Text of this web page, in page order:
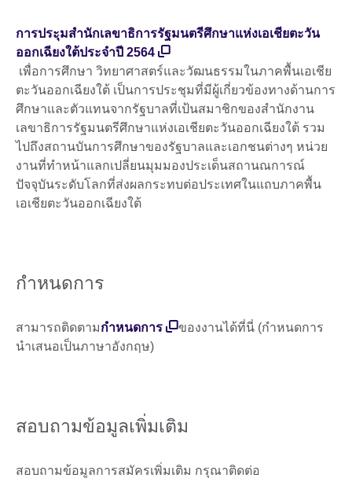
การประุมสำนักเลขาธิการรัฐมนตรีศึกษาแห่งเอเชียตะวัน
ออกเฉียงใต้ประจำปี 2564
เพื่อการศึกษา วิทยาศาสตร์และวัฒนธรรมในภาคพื้นเอเชีย
ตะวันออกเฉียงใต้ เป็นการประชุมที่มีผู้เกี่ยวข้องทางด้านการ
ศึกษาและตัวแทนจากรัฐบาลที่เป้นสมาชิกของสำนักงาน
เลขาธิการรัฐมนตรีศึกษาแห่งเอเชียตะวันออกเฉียงใต้ รวม
ไปถึงสถานบันการศึกษาของรัฐบาลและเอกชนต่างๆ หน่วย
งานที่ทำหน้าแลกเปลี่ยนมุมมองประเด็นสถานณการณ์
ปัจจุบันระดับโลกที่ส่งผลกระทบต่อประเทศในแถบภาคพื้น
เอเชียตะวันออกเฉียงใต้
กำหนดการ
สามารถติดตามกำหนดการ
ของงานได้ที่นี่ (กำหนดการ
นำเสนอเป็นภาษาอังกฤษ)
สอบถามข้อมูลเพิ่มเติม
สอบถามข้อมูลการสมัครเพิ่มเติม กรุณาติดต่อ